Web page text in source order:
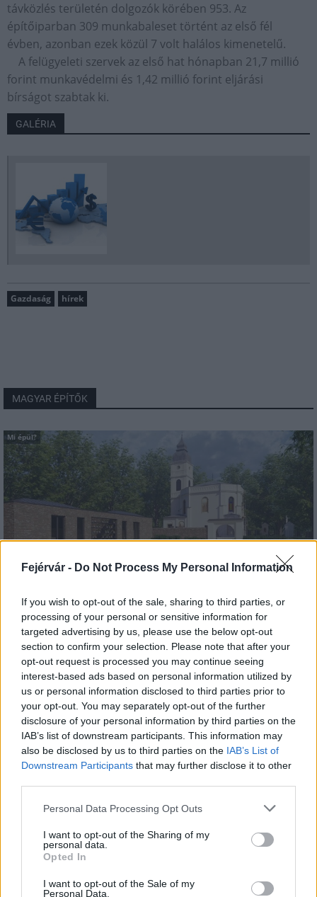
Fejérvár - Do Not Process My Personal Information
If you wish to opt-out of the sale, sharing to third parties, or
processing of your personal or sensitive information for
targeted advertising by us, please use the below opt-out
section to confirm your selection. Please note that after your
opt-out request is processed you may continue seeing
interest-based ads based on personal information utilized by
us or personal information disclosed to third parties prior to
your opt-out. You may separately opt-out of the further
disclosure of your personal information by third parties on the
IAB’s list of downstream participants. This information may
also be disclosed by us to third parties on the IAB’s List of
Downstream Participants that may further disclose it to other
Please note that this website/app uses one or more Google
not limited to your visit or usage behaviour. You may click to
grant or deny consent to Google and its third-party tags to
use your data for below specified purposes in below Google
consent section.
Personal Data Processing Opt Outs
I want to opt-out of the Sharing of my
personal data.
Opted In
I want to opt-out of the Sale of my
Personal Data.
távközlés területén dolgozók körében 953. Az
építőiparban 309 munkabaleset történt az első fél
évben, azonban ezek közül 7 volt halálos kimenetelű.
A felügyeleti szervek az első hat hónapban 21,7 millió
forint munkavédelmi és 1,42 millió forint eljárási
bírságot szabtak ki.
GALÉRIA
Gazdaság hírek
MAGYAR ÉPÍTŐK
Mi épül?
Mohács Épkar Zrt. Aktív Kft. VivaPalazzo Zrt.
Épített öröksége megújításával is készül Mohács a
csata ötszázadik évfordulójára
Új kápolna, kiállítótér épült a mohácsi csata emlékhelyén. A
városban is számos beruházás készült el vagy közeledik a
befejezéshez. Új parkolóház létesül, megújul a városháza és a
Széchenyi tér is.
A tengerfenék alatt négy óriáskábellel
kötik össze Spanyolország és
Franciaország villamosenergia-
Még több zöld, még több virág és új
játszótér Debrecen egyik legfontosabb